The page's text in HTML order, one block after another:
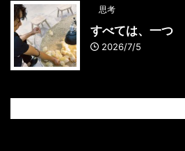
思考
すべては、一つ
2026/7/5